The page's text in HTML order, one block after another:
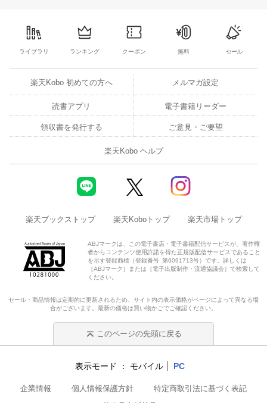
ライブラリ ランキング クーポン 無料 セール
楽天Kobo 初めての方へ メルマガ設定
読書アプリ 電子書籍リーダー
領収書を発行する ご意見・ご要望
楽天Kobo ヘルプ
楽天ブックストップ 楽天Koboトップ 楽天市場トップ
ABJマークは、この電子書店・電子書籍配信サービスが、著作権
者からコンテンツ使用許諾を得た正規版配信サービスであること
を示す登録商標（登録番号 第6091713号）です。詳しくは
［ABJマーク］または［電子出版制作・流通協議会］で検索して
ください。
セール・商品情報は定期的に更新されるため、サイト内の表示価格がページによって異なる場
合がございます。最新の価格は買い物かごでご確認ください。
このページの先頭に戻る
表示モード モバイル PC
企業情報 個人情報保護方針
特定商取引法に基づく表記